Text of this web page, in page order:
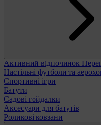
Активний відпочинок
Настільні футболи та
Спортивні ігри
Батути
Садові гойдалки
Аксесуари для батутів
Роликові ковзани